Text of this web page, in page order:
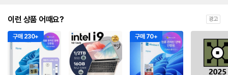
이런 상품 어때요? 광고
구매 230+ 구매 70+